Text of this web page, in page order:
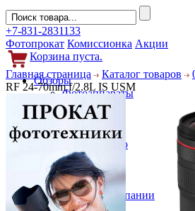
+7-831-2831133
Фотопрокат Комиссионка Акции
Корзина пуста.
Обзоры
Фотоаппараты
Объективы
Фильтры
Новости
Фото и видео
Гаджеты
Аксессуары
Слухи
Новости компании
Услуги
Главная страница Каталог товаров
RF 24-70mm f/2.8L IS USM